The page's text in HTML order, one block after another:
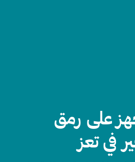
على رمق
في تعز